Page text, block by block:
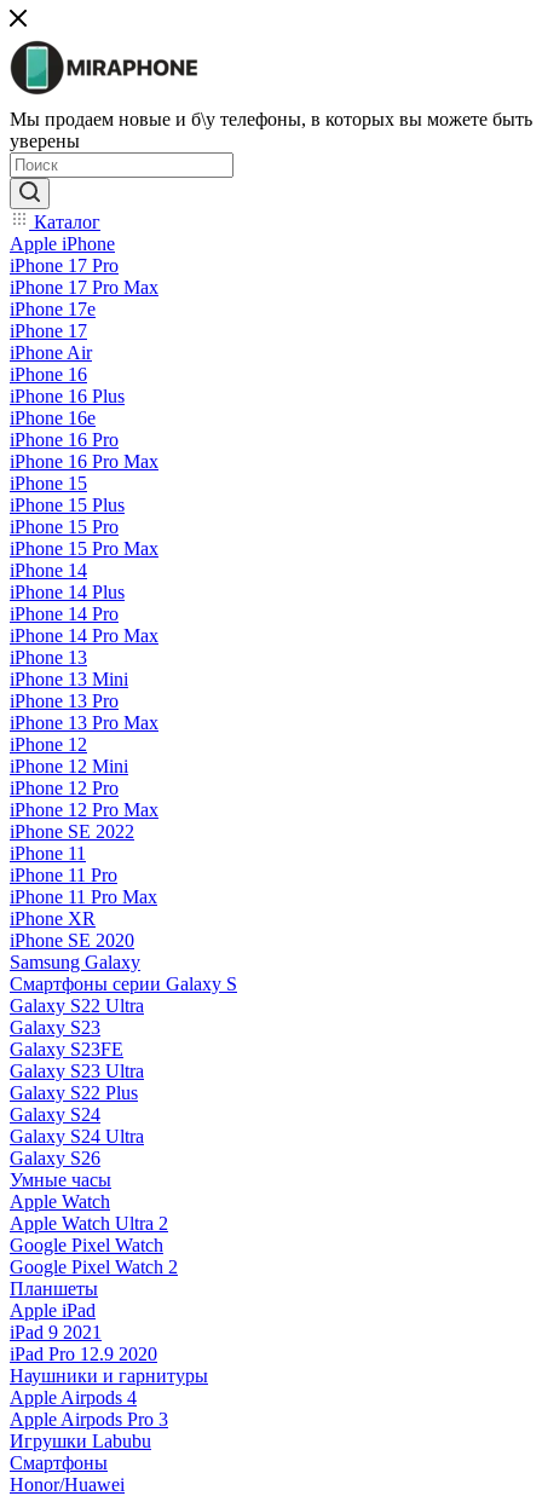
Мы продаем новые и б\у телефоны, в которых вы можете быть
уверены
Каталог
Apple iPhone
iPhone 17 Pro
iPhone 17 Pro Max
iPhone 17e
iPhone 17
iPhone Air
iPhone 16
iPhone 16 Plus
iPhone 16e
iPhone 16 Pro
iPhone 16 Pro Max
iPhone 15
iPhone 15 Plus
iPhone 15 Pro
iPhone 15 Pro Max
iPhone 14
iPhone 14 Plus
iPhone 14 Pro
iPhone 14 Pro Max
iPhone 13
iPhone 13 Mini
iPhone 13 Pro
iPhone 13 Pro Max
iPhone 12
iPhone 12 Mini
iPhone 12 Pro
iPhone 12 Pro Max
iPhone SE 2022
iPhone 11
iPhone 11 Pro
iPhone 11 Pro Max
iPhone XR
iPhone SE 2020
Samsung Galaxy
Смартфоны серии Galaxy S
Galaxy S22 Ultra
Galaxy S23
Galaxy S23FE
Galaxy S23 Ultra
Galaxy S22 Plus
Galaxy S24
Galaxy S24 Ultra
Galaxy S26
Умные часы
Apple Watch
Apple Watch Ultra 2
Google Pixel Watch
Google Pixel Watch 2
Планшеты
Apple iPad
iPad 9 2021
iPad Pro 12.9 2020
Наушники и гарнитуры
Apple Airpods 4
Apple Airpods Pro 3
Игрушки Labubu
Смартфоны
Honor/Huawei